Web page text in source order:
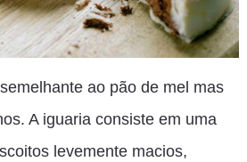
ao pão de mel mas
A iguaria consiste em uma
levemente macios,